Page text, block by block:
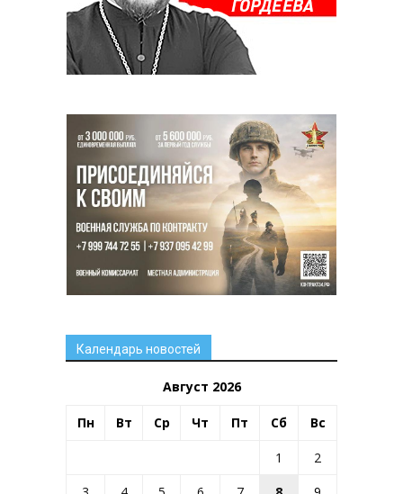
Календарь новостей
Август 2026
Пн Вт Ср Чт Пт Сб Вс
1
2